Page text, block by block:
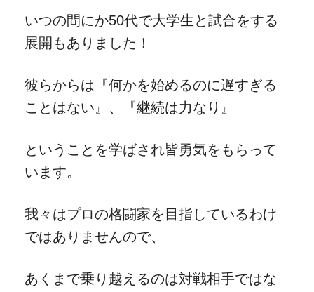
いつの間にか50代で大学生と試合をする
展開もありました！
彼らからは『何かを始めるのに遅すぎる
ことはない』、『継続は力なり』
ということを学ばされ皆勇気をもらって
います。
我々はプロの格闘家を目指しているわけ
ではありませんので、
あくまで乗り越えるのは対戦相手ではな